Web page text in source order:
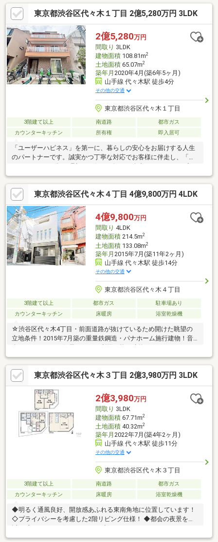
徒歩3分かつ複数路線利用可能な立地に加え、用途の自由度と収益
性を期待できる点が魅力です。自用・事業用・投資用と多角的に
ご検討いただける都心不動産です。
東京都渋谷区代々木１丁目 2億5,280万円 3LDK
2億5,280万円
間取り 3LDK
建物面積108.81m2
土地面積65.07m2
築年月 2020年4月(築6年5ヶ月)
山手線 代々木駅 徒歩4分
その他の交通
東京都渋谷区代々木１丁目
3階建て以上 南道路
都市ガス
カウンターキッチン
所有権 即入居可
「ユーザーハピネス」を第一に、暮らしの安心をお届けする人生
のパートナーです。誠実かつ丁寧な対応でお客様に伴走し、「あ
せていただきます。
東京都渋谷区代々木４丁目 4億9,800万円 4LDK
4億9,800万円
間取り 4LDK
建物面積214.5m2
土地面積133.08m2
築年月 2015年7月(築11年2ヶ月)
山手線 代々木駅 徒歩14分
その他の交通
東京都渋谷区代々木４丁目
3階建て以上 都市ガス
駐車場あり
カウンターキッチン
床暖房 浴室乾燥機
☆渋谷区代々木4丁目・前面道路が抜けているため開けた眺望の
立地条件！2015年7月築の重量鉄鋼造・パナホーム施行建物！音
東京都渋谷区代々木３丁目 2億3,980万円 3LDK
2億3,980万円
間取り 3LDK
建物面積67.71m2
土地面積40.32m2
築年月 2022年7月(築4年2ヶ月)
山手線 代々木駅 徒歩11分
その他の交通
東京都渋谷区代々木３丁目
3階建て以上 南道路
都市ガス
カウンターキッチン
床暖房 浴室乾燥機
◆明るく通風良好、開放感あふれる東南角地に位置しています！
◇プライバシーを考慮した2階リビング仕様！ ◆都会の夜景を身
タイプの間取り！